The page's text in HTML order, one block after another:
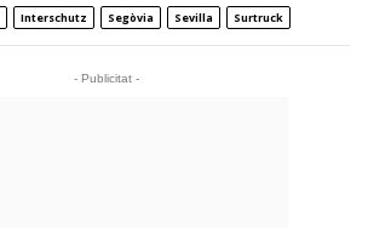
Interschutz Segòvia Sevilla Surtruck
- Publicitat -